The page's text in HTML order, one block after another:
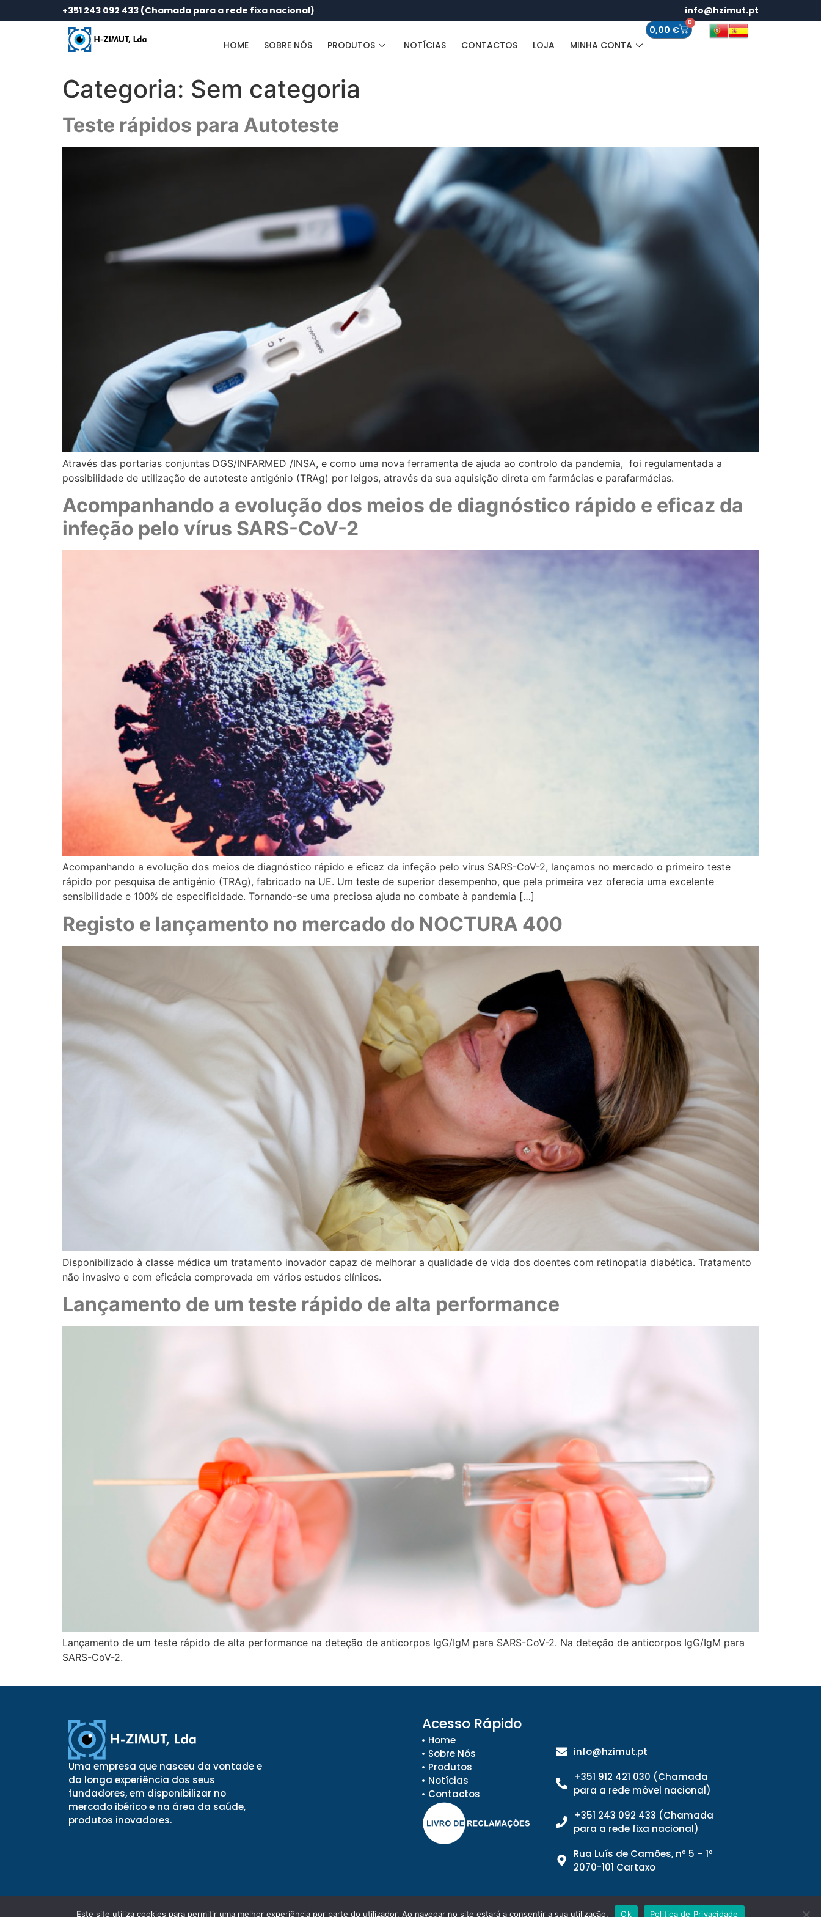
+351 243 092 433 (Chamada para a rede fixa nacional) info@hzimut.pt
HOME SOBRE NÓS PRODUTOS NOTÍCIAS CONTACTOS LOJA MINHA CONTA
0,00 €
0
Categoria: Sem categoria
Teste rápidos para Autoteste
Através das portarias conjuntas DGS/INFARMED /INSA, e como uma nova ferramenta de ajuda ao controlo da pandemia, foi regulamentada a
possibilidade de utilização de autoteste antigénio (TRAg) por leigos, através da sua aquisição direta em farmácias e parafarmácias.
Acompanhando a evolução dos meios de diagnóstico rápido e eficaz da
infeção pelo vírus SARS-CoV-2
Acompanhando a evolução dos meios de diagnóstico rápido e eficaz da infeção pelo vírus SARS-CoV-2, lançamos no mercado o primeiro teste
rápido por pesquisa de antigénio (TRAg), fabricado na UE. Um teste de superior desempenho, que pela primeira vez oferecia uma excelente
sensibilidade e 100% de especificidade. Tornando-se uma preciosa ajuda no combate à pandemia […]
Registo e lançamento no mercado do NOCTURA 400
Disponibilizado à classe médica um tratamento inovador capaz de melhorar a qualidade de vida dos doentes com retinopatia diabética. Tratamento
não invasivo e com eficácia comprovada em vários estudos clínicos.
Lançamento de um teste rápido de alta performance
Lançamento de um teste rápido de alta performance na deteção de anticorpos IgG/IgM para SARS-CoV-2. Na deteção de anticorpos IgG/IgM para
SARS-CoV-2.
Uma empresa que nasceu da vontade e
da longa experiência dos seus
fundadores, em disponibilizar no
mercado ibérico e na área da saúde,
produtos inovadores.
Acesso Rápido
Home
Sobre Nós
Produtos
Notícias
Contactos
info@hzimut.pt
+351 912 421 030 (Chamada
para a rede móvel nacional)
+351 243 092 433 (Chamada
para a rede fixa nacional)
Rua Luís de Camões, nº 5 – 1º
2070-101 Cartaxo
Este site utiliza cookies para permitir uma melhor experiência por parte do utilizador. Ao navegar no site estará a consentir a sua utilização. Ok Politica de Privacidade